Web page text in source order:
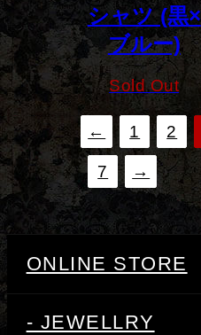
シャツ (黒×
ブルー)
Sold Out
← 1 2
7 →
ONLINE STORE
- JEWELLRY